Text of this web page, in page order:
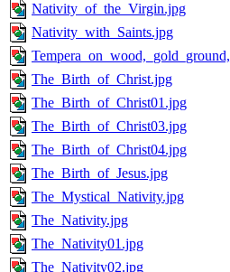
Nativity_of_the_Virgin.jpg
Nativity_with_Saints.jpg
The_Birth_of_Christ.jpg
The_Birth_of_Christ01.jpg
The_Birth_of_Christ03.jpg
The_Birth_of_Christ04.jpg
The_Birth_of_Jesus.jpg
The_Mystical_Nativity.jpg
The_Nativity.jpg
The_Nativity01.jpg
The_Nativity02.jpg